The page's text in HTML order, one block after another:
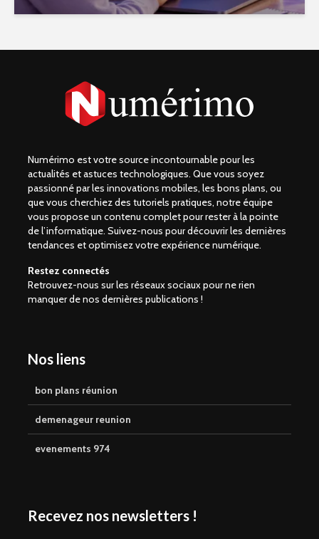
Numérimo est votre source incontournable pour les
actualités et astuces technologiques. Que vous soyez
passionné par les innovations mobiles, les bons plans, ou
que vous cherchiez des tutoriels pratiques, notre équipe
vous propose un contenu complet pour rester à la pointe
de l’informatique. Suivez-nous pour découvrir les dernières
tendances et optimisez votre expérience numérique.
Restez connectés
Retrouvez-nous sur les réseaux sociaux pour ne rien
manquer de nos dernières publications !
Nos liens
bon plans réunion
demenageur reunion
evenements 974
Recevez nos newsletters !